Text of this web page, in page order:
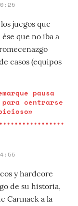
juegos que
que no iba a
casos (equipos
pausa
centrarse
y hardcore
de su historia,
Carmack a la